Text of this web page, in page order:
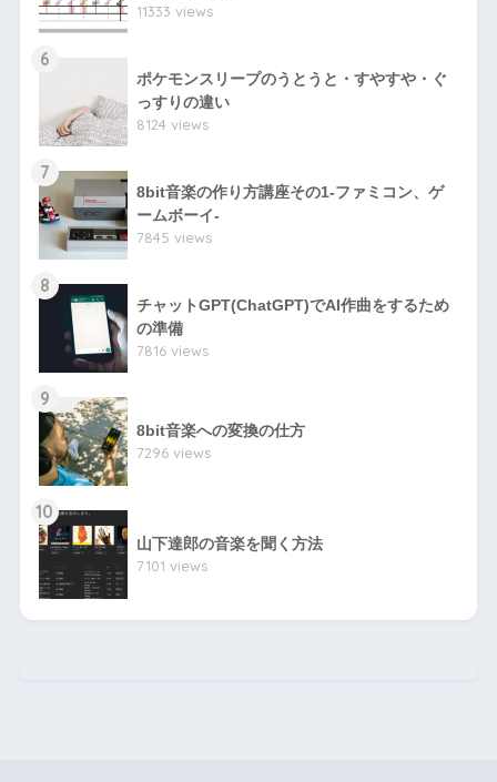
11333 views
6
ポケモンスリープのうとうと・すやすや・ぐ
っすりの違い
8124 views
7
8bit音楽の作り方講座その1-ファミコン、ゲ
ームボーイ-
7845 views
8
チャットGPT(ChatGPT)でAI作曲をするため
の準備
7816 views
9
8bit音楽への変換の仕方
7296 views
10
山下達郎の音楽を聞く方法
7101 views